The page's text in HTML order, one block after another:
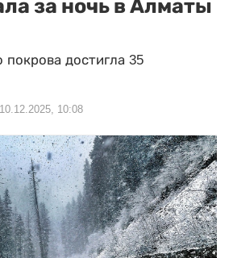
за ночь в Алматы
достигла 35
10.12.2025, 10:08